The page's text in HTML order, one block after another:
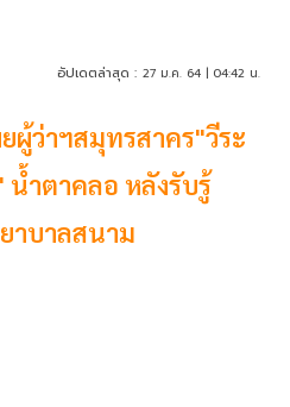
อัปเดตล่าสุด : 27 ม.ค. 64 | 04:42 น.
ว่าฯสมุทรสาคร"วีระ
น้ำตาคลอ หลังรับรู้
าบาลสนาม